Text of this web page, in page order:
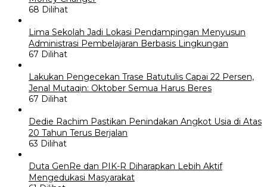
68 Dilihat
Lima Sekolah Jadi Lokasi Pendampingan Menyusun
Administrasi Pembelajaran Berbasis Lingkungan
67 Dilihat
Lakukan Pengecekan Trase Batutulis Capai 22 Persen,
Jenal Mutaqin: Oktober Semua Harus Beres
67 Dilihat
Dedie Rachim Pastikan Penindakan Angkot Usia di Atas
20 Tahun Terus Berjalan
63 Dilihat
Duta GenRe dan PIK-R Diharapkan Lebih Aktif
Mengedukasi Masyarakat